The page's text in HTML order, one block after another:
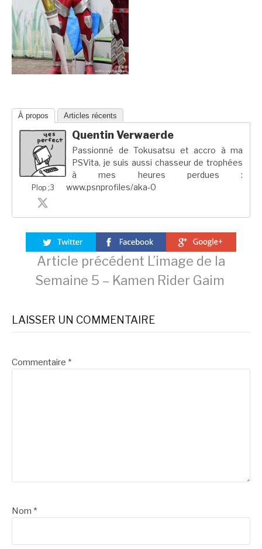
À propos Articles récents
Plop ;3
Quentin Verwaerde
Passionné de Tokusatsu et accro à ma
PSVita, je suis aussi chasseur de trophées
à mes heures perdues :
www.psnprofiles/aka-0
Lire
la
suite
Article précédent L’image de la
Semaine 5 – Kamen Rider Gaim
LAISSER UN COMMENTAIRE
Commentaire *
Nom *